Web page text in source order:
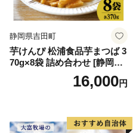
ロイヤルミルクティ 沖縄パ
イン
静岡県吉田町
芋けんぴ 松浦食品芋まつば 3
70g×8袋 詰め合わせ [静岡伊
勢丹(松浦食品) 静岡県 吉田町
22424274] 芋ケンピ セット
16,000円